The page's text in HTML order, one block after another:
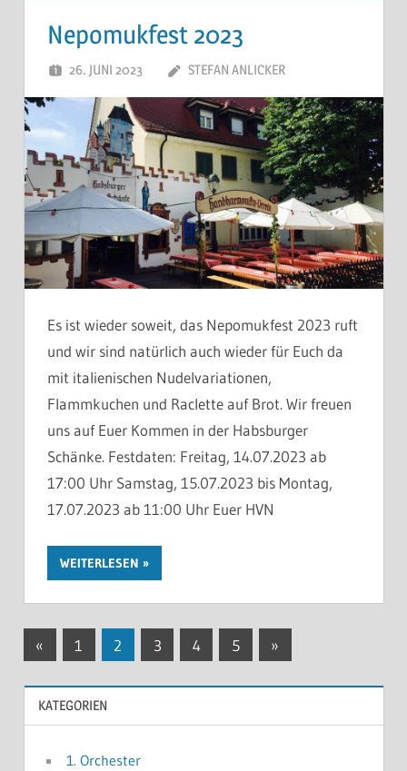
Nepomukfest 2023
26. JUNI 2023 STEFAN ANLICKER
Es ist wieder soweit, das Nepomukfest 2023 ruft
und wir sind natürlich auch wieder für Euch da
mit italienischen Nudelvariationen,
Flammkuchen und Raclette auf Brot. Wir freuen
uns auf Euer Kommen in der Habsburger
Schänke. Festdaten: Freitag, 14.07.2023 ab
17:00 Uhr Samstag, 15.07.2023 bis Montag,
17.07.2023 ab 11:00 Uhr Euer HVN
WEITERLESEN
Seitennummerierung
der
Beiträge
« Vorherige
1 2 3 4 5
Nächste
»
KATEGORIEN
1. Orchester